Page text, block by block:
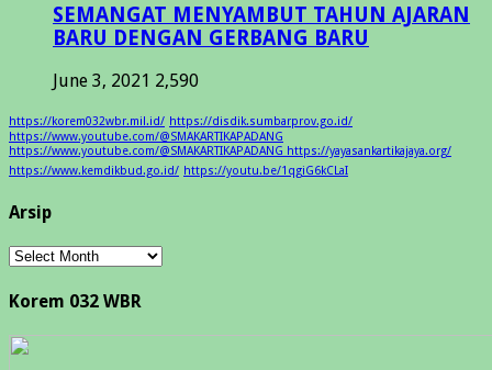
SEMANGAT MENYAMBUT TAHUN AJARAN
BARU DENGAN GERBANG BARU
June 3, 2021 2,590
https://korem032wbr.mil.id/ https://disdik.sumbarprov.go.id/
https://www.youtube.com/@SMAKARTIKAPADANG
https://www.youtube.com/@SMAKARTIKAPADANG https://yayasankartikajaya.org/
https://www.kemdikbud.go.id/ https://youtu.be/1qgiG6kCLaI
Arsip
Arsip
Korem 032 WBR